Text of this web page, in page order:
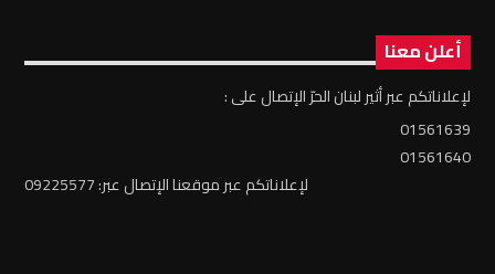
أعلن معنا
لإعلاناتكم عبر أثير لبنان الحرّ الإتصال على :
01561639
01561640
لإعلاناتكم عبر موقعنا الإتصال عبر: 09225577